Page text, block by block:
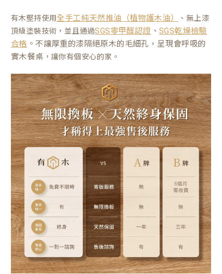
有木堅持使用全手工純天然推油（植物護木油）
、無上漆
頂級塗裝技術，並且通過SGS零甲醛認證 、SGS乾燥檢驗
合格 。不讓厚重的漆隔絕原木的毛細孔，呈現會呼吸的
實木餐桌 ，讓你有個安心的家。